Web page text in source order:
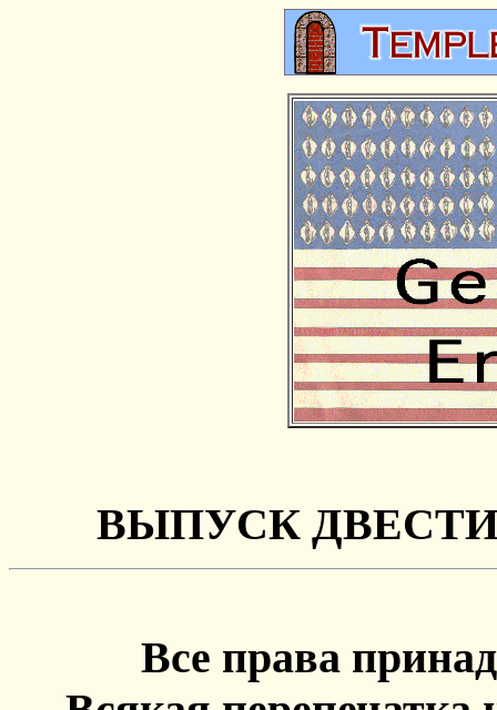
ВЫПУСК
Все права